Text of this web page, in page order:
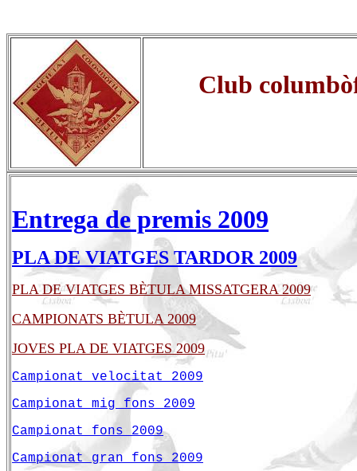
Club
Entrega de premis 2009
PLADE VIATGES TARDOR 2009
PLA DE VIATGES BÈTULA MISSATGERA 2009
CAMPIONATS BÈTULA 2009
JOVES PLA DE VIATGES 2009
Campionat velocitat 2009
Campionat mig fons 2009
Campionat fons 2009
Campionat gran fons 2009